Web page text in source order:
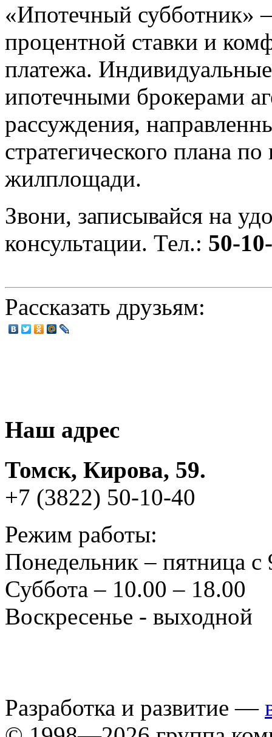
«Ипотечный субботник»
процентной ставки и
платежа.
ипотечными брокерами
рассуждения,
стратегического плана
жилплощади.
Звони, записывайся на
консультации. Тел.: 50-
Рассказать друзьям:
Наш адрес
Томск, Кирова, 59.
+7 (3822) 50-10-40
Режим работы:
Понедельник – пятница с
Суббота – 10.00 – 18.00
Воскресенье - выходной
Разработка и развитие —